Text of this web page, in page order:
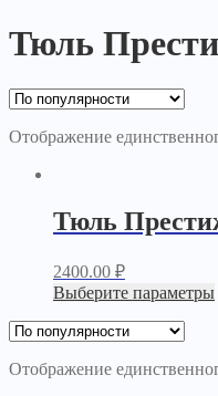
Тюль
Отображение
Тюль
2400.00 ₽
Выберите параметры
Отображение